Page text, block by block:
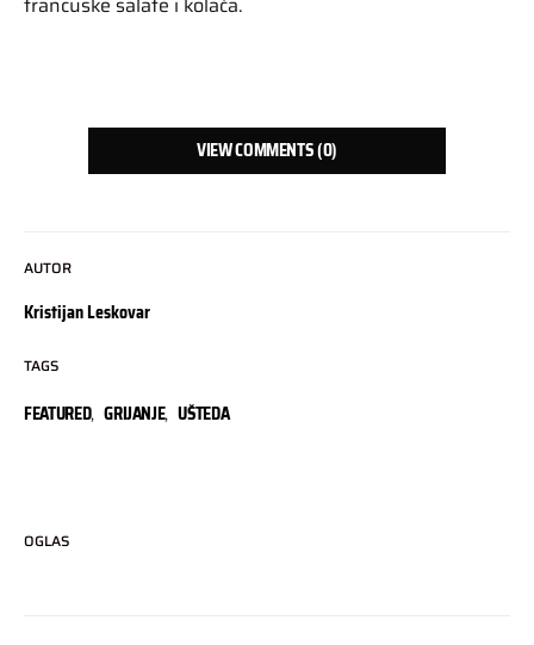
AUTOR
Kristijan Leskovar
TAGS
FEATURED, GRIJANJE, UŠTEDA
VIEW COMMENTS (0)
OGLAS